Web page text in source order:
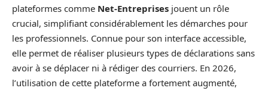
plateformes comme Net-Entreprises jouent un rôle
crucial, simplifiant considérablement les démarches pour
les professionnels. Connue pour son interface accessible,
elle permet de réaliser plusieurs types de déclarations sans
avoir à se déplacer ni à rédiger des courriers. En 2026,
l’utilisation de cette plateforme a fortement augmenté,